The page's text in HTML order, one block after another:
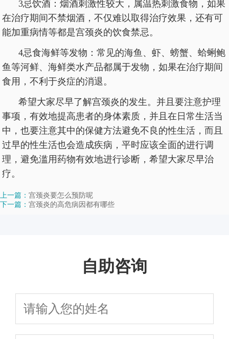
3忌饮酒：烟酒刺激性较大，属温热刺激食物，如果
在治疗期间不禁烟酒，不仅难以取得治疗效果，还有可
能加重病情等都是宫颈炎的饮食禁忌。
4忌食海鲜等发物：常见的海鱼、虾、螃蟹、蛤蜊鲍
鱼等河鲜、海鲜类水产品都属于发物，如果在治疗期间
食用，不利于炎症的消退。
希望大家尽早了解宫颈炎的发生。并且要注意护理
事项，有效地提高患者的身体素质，并且在日常生活当
中，也要注意其中的保健方法避免不良的性生活，而且
过早的性生活也会造成疾病，平时应该全面的进行调
理，避免滥用药物有效地进行诊断，希望大家尽早治
疗。
上一篇： 宫颈炎要怎么预防呢
下一篇： 宫颈炎的高危病因都有哪些
自助咨询